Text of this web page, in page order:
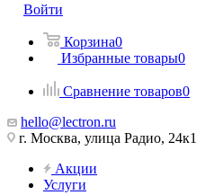
Войти
Корзина0
Избранные товары0
Сравнение товаров0
hello@lectron.ru
г. Москва, улица Радио, 24к1
Акции
Услуги